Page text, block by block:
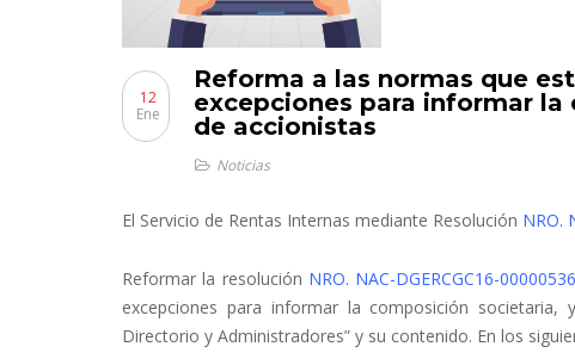
Reforma a las normas que
excepciones para informar
de accionistas
12
Ene
Noticias
El Servicio de Rentas Internas mediante Resolución NRO.
Reformar la resolución NRO. NAC-DGERCGC16-00000536
excepciones para informar la composición societaria,
Directorio y Administradores” y su contenido. En los